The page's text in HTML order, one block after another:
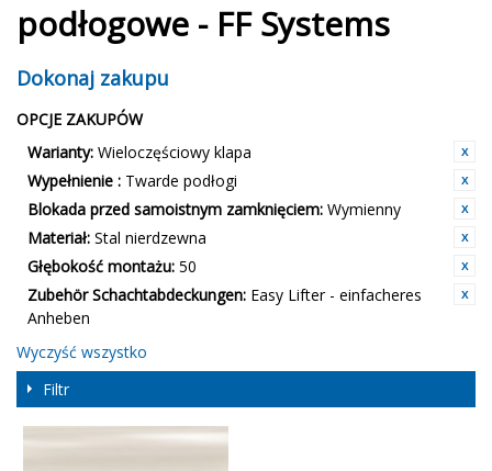
podłogowe - FF Systems
Dokonaj zakupu
OPCJE ZAKUPÓW
Warianty: Wieloczęściowy klapa
Wypełnienie : Twarde podłogi
Blokada przed samoistnym zamknięciem: Wymienny
Materiał: Stal nierdzewna
Głębokość montażu: 50
Zubehör Schachtabdeckungen: Easy Lifter - einfacheres
Anheben
Wyczyść wszystko
Filtr